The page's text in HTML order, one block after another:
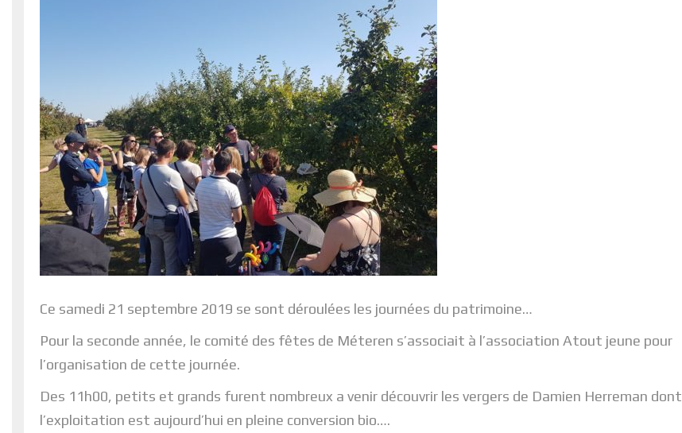
Ce samedi 21 septembre 2019 se sont déroulées les journées du patrimoine…
Pour la seconde année, le comité des fêtes de Méteren s’associait à l’association Atout jeune pour
l’organisation de cette journée.
Des 11h00, petits et grands furent nombreux a venir découvrir les vergers de Damien Herreman dont
l’exploitation est aujourd’hui en pleine conversion bio….